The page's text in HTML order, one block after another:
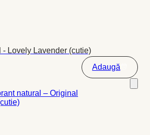
- Lovely Lavender (cutie)
Adaugă